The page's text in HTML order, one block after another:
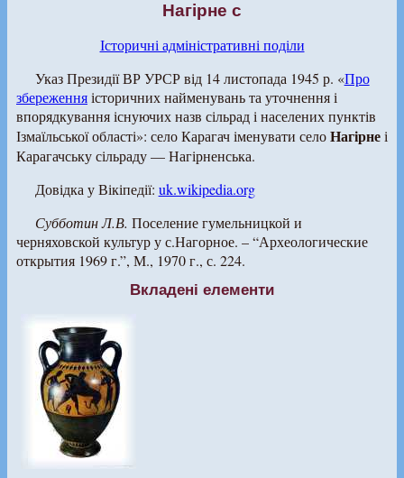
Нагірне с
Історичні адміністративні поділи
Указ Президії ВР УРСР від 14 листопада 1945 р. «Про
збереженняісторичних найменувань та уточнення і
впорядкування існуючих назв сільрад і населених пунктів
Ізмаїльської області»: село Карагач іменувати селоНагірнеі
Карагачську сільраду — Нагірненська.
Довідка у Вікіпедії: uk.wikipedia.org
Субботин Л.В. Поселение гумельницкой и
черняховской культур у с.Нагорное. – “Археологические
открытия 1969 г.”, М., 1970 г., с. 224.
Вкладені елементи